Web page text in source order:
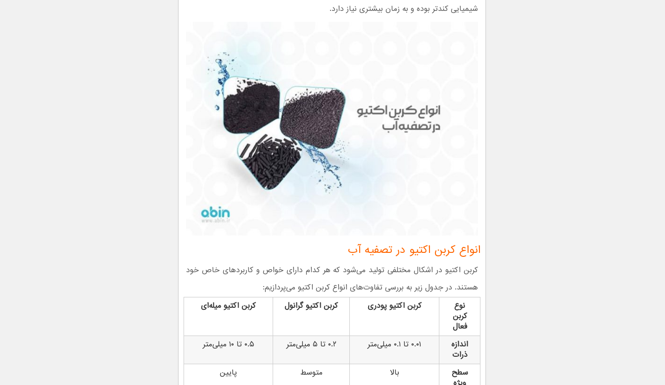
شیمیایی کندتر بوده و به زمان بیشتری نیاز دارد.
انواع کربن اکتیو در تصفیه آب
کربن اکتیو در اشکال مختلفی تولید می‌شود که هر کدام دارای خواص و کاربردهای خاص خود
هستند. در جدول زیر به بررسی تفاوت‌های انواع کربن اکتیو می‌پردازیم:
نوع
کربن
فعال
کربن اکتیو پودری کربن اکتیو گرانول کربن اکتیو میله‌ای
اندازه
ذرات
۰.۰۱ تا ۰.۱ میلی‌متر ۰.۲ تا ۵ میلی‌متر ۰.۵ تا ۱۰ میلی‌متر
سطح
بالا متوسط پایین